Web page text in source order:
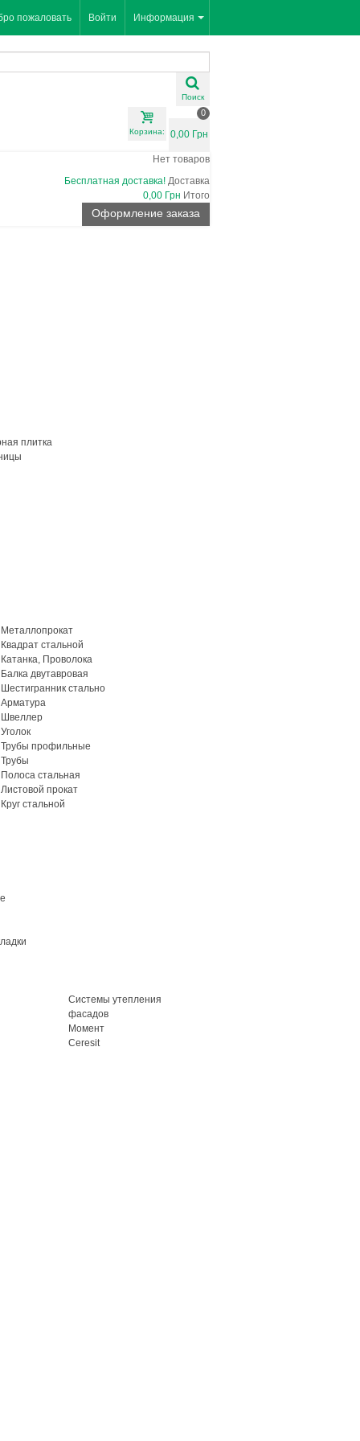
Информация
пожаловать Войти
Поиск
Корзина:
0
0,00 Грн
Нет товаров
Бесплатная доставка! Доставка
0,00 Грн Итого
Оформление заказа
плитка
Металлопрокат
Квадрат стальной
Катанка, Проволока
Балка двутавровая
Шестигранник стально
Арматура
Швеллер
Уголок
Трубы профильные
Трубы
Полоса стальная
Листовой прокат
Круг стальной
Системы утепления
фасадов
Момент
Ceresit